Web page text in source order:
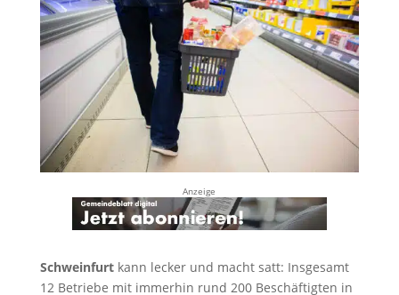
Anzeige
Schweinfurtkann lecker und macht satt: Insgesamt
12 Betriebe mit immerhin rund 200 Beschäftigten in